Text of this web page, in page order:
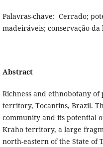
Palavras-chave: Cerrado;
madeiráveis; conservação
Abstract
Richness and ethnobotany
territory, Tocantins, Brazil.
community and its potential
Kraho territory, a large
north-eastern of the State of